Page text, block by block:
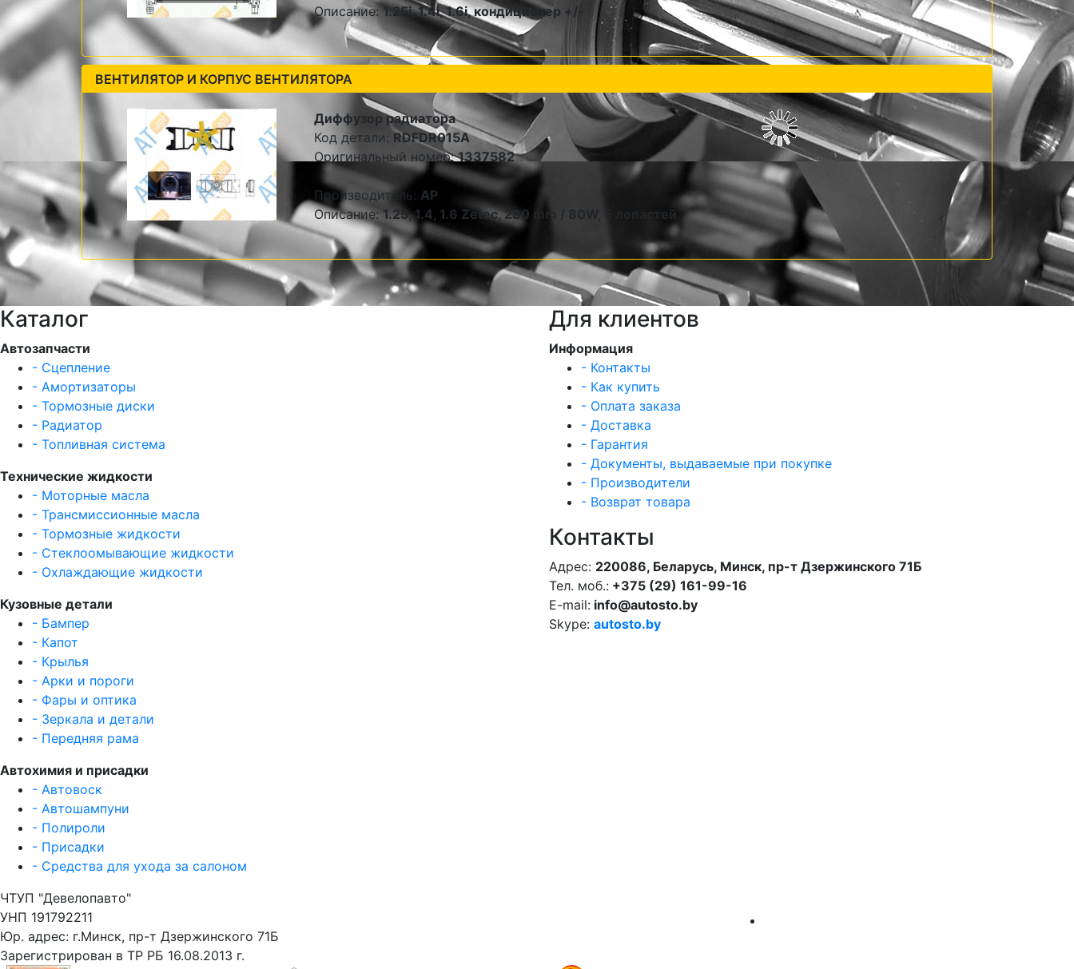
Описание:1.25i, 1.4i, 1.6i, кондиционер +/-
ВЕНТИЛЯТОР И КОРПУС ВЕНТИЛЯТОРА
Диффузор радиатора
Код детали: RDFDR015A
Оригинальный номер:1337582
Производитель: AP
Описание:1.25, 1.4, 1.6 Zetec, 280 mm / 80W, 5 лопастей
Каталог
Автозапчасти
- Сцепление
- Амортизаторы
- Тормозные диски
- Радиатор
- Топливная система
Технические жидкости
- Моторные масла
- Трансмиссионные масла
- Тормозные жидкости
- Стеклоомывающие жидкости
- Охлаждающие жидкости
Кузовные детали
- Бампер
- Капот
- Крылья
- Арки и пороги
- Фары и оптика
- Зеркала и детали
- Передняя рама
Автохимия и присадки
- Автовоск
- Автошампуни
- Полироли
- Присадки
- Средства для ухода за салоном
Для клиентов
Информация
- Контакты
- Как купить
- Оплата заказа
- Доставка
- Гарантия
- Документы, выдаваемые при покупке
- Производители
- Возврат товара
Контакты
Адрес: 220086, Беларусь, Минск, пр-т Дзержинского 71Б
Тел. моб.: +375 (29) 161-99-16
E-mail: info@autosto.by
Skype: autosto.by
ЧТУП "Девелопавто"
УНП 191792211
Юр. адрес: г.Минск, пр-т Дзержинского 71Б
Зарегистрирован в ТР РБ 16.08.2013 г.